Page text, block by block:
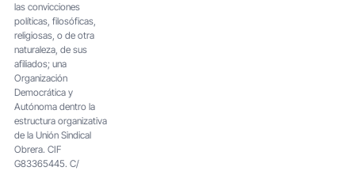
las convicciones
políticas, filosóficas,
religiosas, o de otra
naturaleza, de sus
afiliados; una
Organización
Democrática y
Autónoma dentro la
estructura organizativa
de la Unión Sindical
Obrera. CIF
G83365445. C/